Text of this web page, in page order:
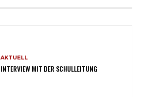
AKTUELL
INTERVIEW MIT DER SCHULLEITUNG